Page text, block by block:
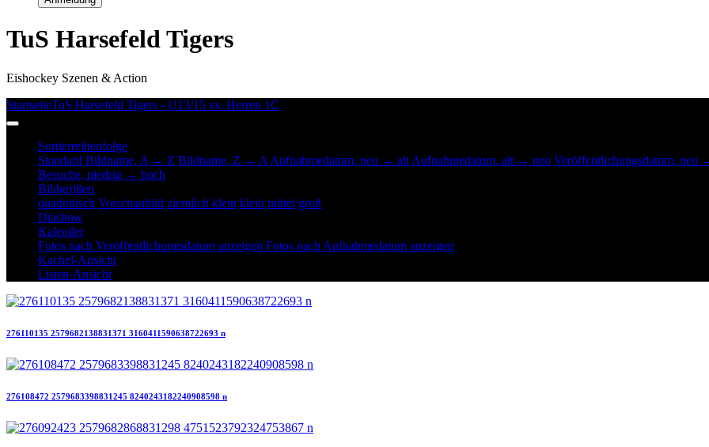
TuS Harsefeld Tigers
Eishockey Szenen & Action
StartseiteTuS Harsefeld Tigers - U13/15 vs. Herren 1C
Sortierreihenfolge
Standard Bildname, A → Z Bildname, Z → A Aufnahmedatum, neu → alt Aufnahmedatum, alt → neu Veröffentlichungsdatum, neu
Besuche, niedrig → hoch
Bildgrößen
quadratisch Vorschaubild ziemlich klein klein mittel groß
Diashow
Kalender
Fotos nach Veröffentlichungsdatum anzeigen Fotos nach Aufnahmedatum anzeigen
Kachel-Ansicht
Listen-Ansicht
276110135 2579682138831371 3160411590638722693 n
276108472 2579683398831245 8240243182240908598 n